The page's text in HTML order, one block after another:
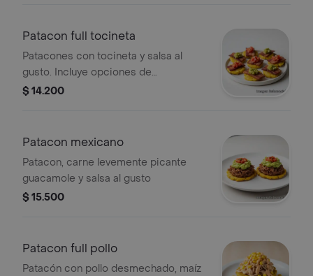
Patacon full tocineta
Patacones con tocineta y salsa al
gusto. Incluye opciones de
guacamole y pico de gallo.
$ 14.200
Patacon mexicano
Patacon, carne levemente picante
guacamole y salsa al gusto
$ 15.500
Patacon full pollo
Patacón con pollo desmechado, maíz